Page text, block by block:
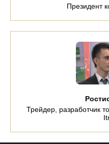
Президент
Трейдер, разработчик